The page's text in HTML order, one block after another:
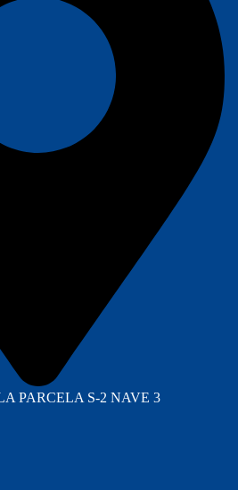
PARCELA S-2 NAVE 3